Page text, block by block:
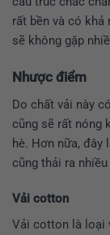
rất bền và có khả
sẽ không gặp
Nhược điểm
Do chất vải này
cũng sẽ rất nóng
hè. Hơn nữa, đây
cũng thải ra
Vải cotton
Vải cotton là loại